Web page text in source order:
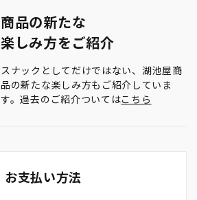
商品の新たな
楽しみ方をご紹介
スナックとしてだけではない、湖池屋商
品の新たな楽しみ方もご紹介していま
す。過去のご紹介ついてはこちら
お支払い方法